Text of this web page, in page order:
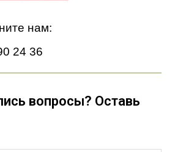
нам:
24 36
вопросы? Оставь